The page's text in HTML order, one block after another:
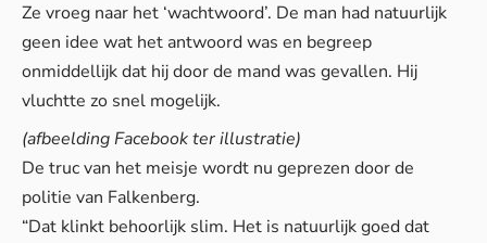
Ze vroeg naar het ‘wachtwoord’. De man had natuurlijk
geen idee wat het antwoord was en begreep
onmiddellijk dat hij door de mand was gevallen. Hij
vluchtte zo snel mogelijk.
(afbeelding Facebook ter illustratie)
De truc van het meisje wordt nu geprezen door de
politie van Falkenberg.
“Dat klinkt behoorlijk slim. Het is natuurlijk goed dat